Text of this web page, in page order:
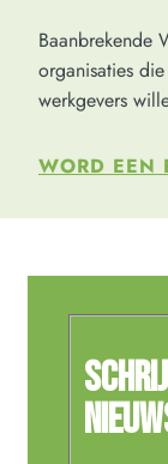
Baanbrekende
organisaties
werkgevers
WORD EEN